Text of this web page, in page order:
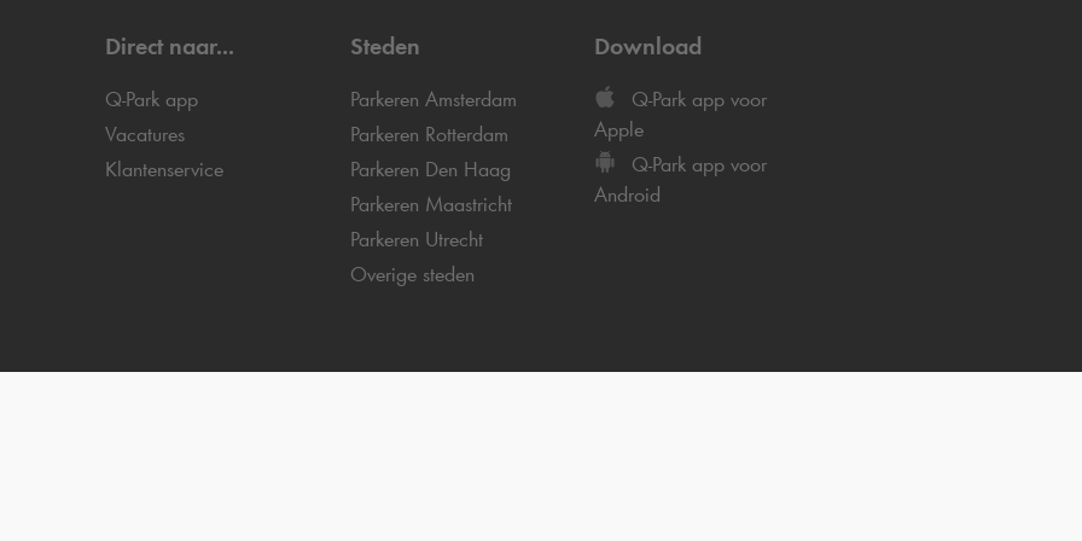
Direct naar...
Q-Park app
Vacatures
Klantenservice
Steden
Parkeren Amsterdam
Parkeren Rotterdam
Parkeren Den Haag
Parkeren Maastricht
Parkeren Utrecht
Overige steden
Download
Q-Park app voor
Apple
Q-Park app voor
Android